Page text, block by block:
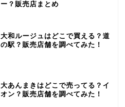
ー？販売店まとめ
大和ルージュはどこで買える？道
の駅？販売店舗を調べてみた！
大あんまきはどこで売ってる？イ
オン？販売店舗を調べてみた！